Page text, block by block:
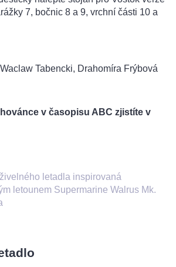
7, bočnic 8 a 9, vrchní části 10 a
Tabencki, Drahomíra Frýbová
v časopisu ABC zjistíte v
letadla inspirovaná
letounem Supermarine Walrus Mk.